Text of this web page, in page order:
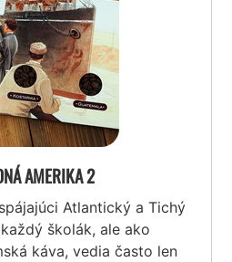
AMERIKA 2
Atlantický a Tichý
školák, ale ako
káva, vedia často len